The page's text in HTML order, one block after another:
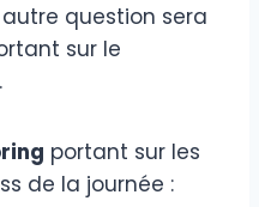
autre question sera
sur le
portant sur les
de la journée :